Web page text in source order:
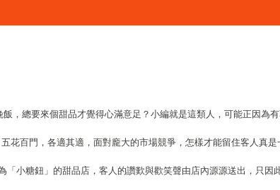
，總要來個甜品才覺得心滿意足？小編就是這類人，可能正因為
花百門，各適其適，面對龐大的市場競爭，怎樣才能留住客人真是
小糖鈕」的甜品店，客人的讚歎與歡笑聲由店內源源送出，只因